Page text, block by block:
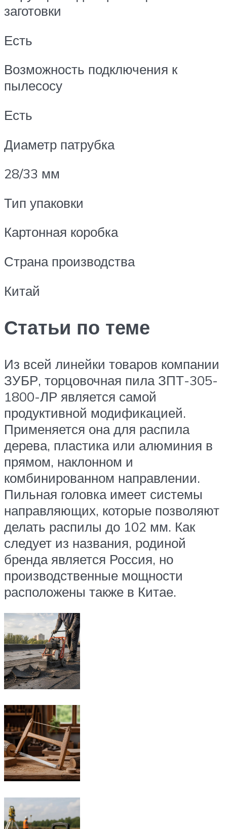
заготовки
Есть
Возможность подключения к
пылесосу
Есть
Диаметр патрубка
28/33 мм
Тип упаковки
Картонная коробка
Страна производства
Китай
Статьи по теме
Из всей линейки товаров компании
ЗУБР, торцовочная пила ЗПТ-305-
1800-ЛР является самой
продуктивной модификацией.
Применяется она для распила
дерева, пластика или алюминия в
прямом, наклонном и
комбинированном направлении.
Пильная головка имеет системы
направляющих, которые позволяют
делать распилы до 102 мм. Как
следует из названия, родиной
бренда является Россия, но
производственные мощности
расположены также в Китае.